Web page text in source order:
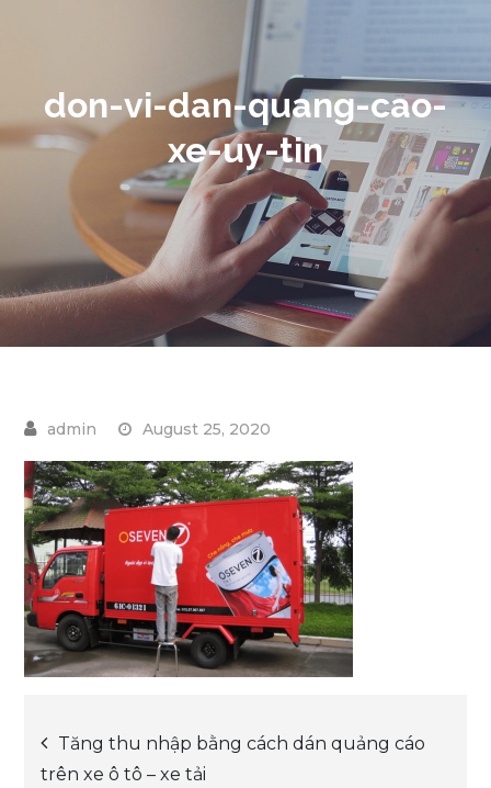
don-vi-dan-quang-cao-
xe-uy-tin
August 25, 2020
Post
Tăng thu nhập bằng cách dán quảng cáo
trên xe ô tô – xe tải